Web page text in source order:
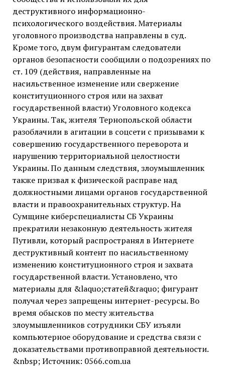
деструктивного информационно-
психологического воздействия. Материалы
уголовного производства направлены в суд.
Кроме того, двум фигурантам следователи
органов безопасности сообщили о подозрениях по
ст. 109 (действия, направленные на
насильственное изменение или свержение
конституционного строя или на захват
государственной власти) Уголовного кодекса
Украины. Так, жителя Тернопольской области
разоблачили в агитации в соцсети с призывами к
совершению государственного переворота и
нарушению территориальной целостности
Украины. По данным следствия, злоумышленник
также призвал к физической расправе над
должностными лицами органов государственной
власти и правоохранительных структур. На
Сумщине киберспециалисты СБ Украины
прекратили незаконную деятельность жителя
Путивли, который распространял в Интернете
деструктивный контент по насильственному
изменению конституционного строя и захвата
государственной власти. Установлено, что
материалы для &laquo;статей&raquo; фигурант
получал через запрещены интернет-ресурсы. Во
время обысков по месту жительства
злоумышленников сотрудники СБУ изъяли
компьютерное оборудование и средства связи с
доказательствами противоправной деятельности.
&nbsp; Источник: 0566.com.ua